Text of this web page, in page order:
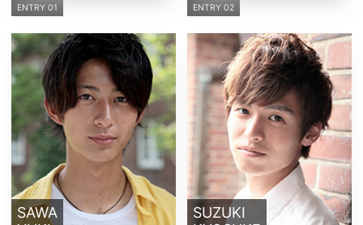
ENTRY 01 ENTRY 02
SAWA
SUZUKI